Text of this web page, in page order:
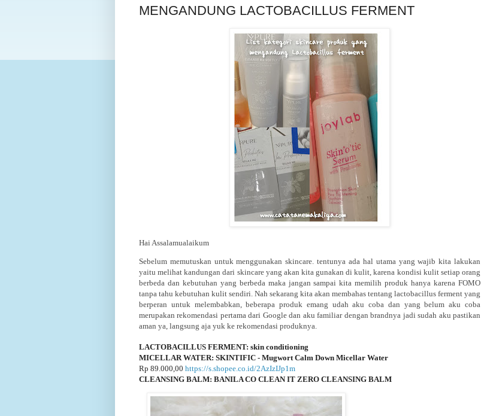
MENGANDUNG LACTOBACILLUS FERMENT
Hai Assalamualaikum
Sebelum memutuskan untuk menggunakan skincare. tentunya ada hal utama yang wajib kita lakukan
yaitu melihat kandungan dari skincare yang akan kita gunakan di kulit, karena kondisi kulit setiap orang
berbeda dan kebutuhan yang berbeda maka jangan sampai kita memilih produk hanya karena FOMO
tanpa tahu kebutuhan kulit sendiri. Nah sekarang kita akan membahas tentang lactobacillus ferment yang
berperan untuk melembabkan, beberapa produk emang udah aku coba dan yang belum aku coba
merupakan rekomendasi pertama dari Google dan aku familiar dengan brandnya jadi sudah aku pastikan
aman ya, langsung aja yuk ke rekomendasi produknya.
LACTOBACILLUS FERMENT: skin conditioning
MICELLAR WATER: SKINTIFIC - Mugwort Calm Down Micellar Water
Rp 89.000,00 https://s.shopee.co.id/2AzIzIJp1m
CLEANSING BALM: BANILA CO CLEAN IT ZERO CLEANSING BALM